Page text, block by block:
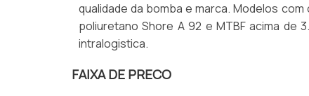
qualidade da bomba e marca. Modelos
poliuretano Shore A 92 e MTBF acima
intralogistica.
FAIXA DE PRECO